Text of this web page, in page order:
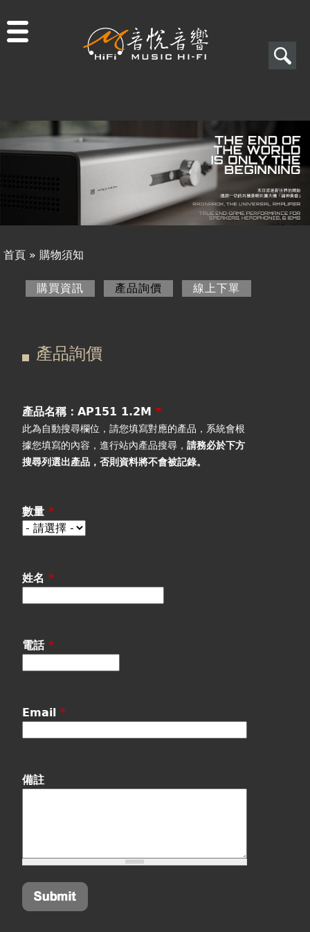
搜
表
單
搜
尋
商品一覽
二手專區
視聽專欄
購物須知
購買資訊
視聽室預約
線上商城
您
首頁 » 購物須知
引
標
購買資訊 產品詢價 (作用中頁籤)
線上下單
產品詢價
產品名稱：AP151 1.2M*
此為自動搜尋欄位，請您填寫對應的產品，系統會根
據您填寫的內容，進行站內產品搜尋，請務必於下方
搜尋列選出產品 ，否則資料將不會被記錄。
數量*
姓名*
電話*
Email*
備註